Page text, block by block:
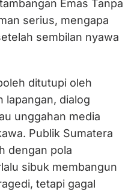
Emas Tanpa
serius, mengapa
sembilan nyawa
ditutupi oleh
lapangan, dialog
unggahan media
Publik Sumatera
dengan pola
sibuk membangun
tetapi gagal